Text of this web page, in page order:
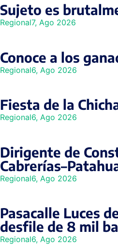
Sujeto es
Regional7, Ago 2026
Conoce a los
Regional6, Ago 2026
Fiesta de la
Regional6, Ago 2026
Dirigente de
Regional6, Ago 2026
Pasacalle Luces
desfile de 8 mil
Regional6, Ago 2026